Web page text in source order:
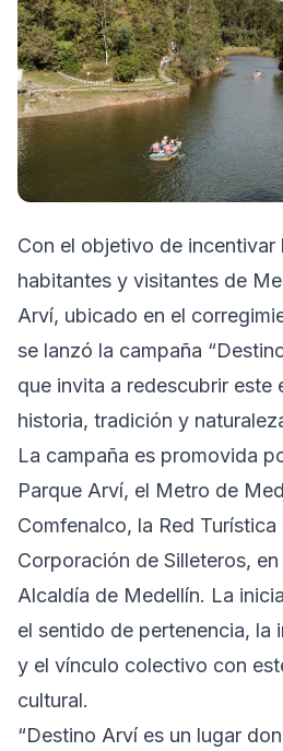
Con el objetivo de incentivar
habitantes y visitantes de
Arví, ubicado en el
se lanzó la campaña
que invita a redescubrir este
historia, tradición y
La campaña es promovida
Parque Arví, el Metro de
Comfenalco, la Red Turística
Corporación de Silleteros,
Alcaldía de Medellín. La
el sentido de pertenencia, la
y el vínculo colectivo con
cultural.
“Destino Arví es un lugar